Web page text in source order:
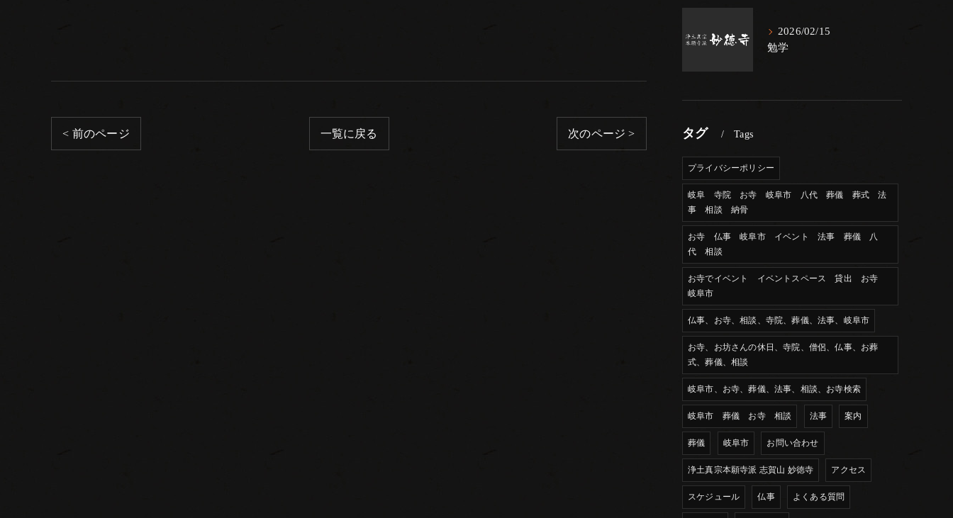
< 前のページ 一覧に戻る 次のページ >
2026/02/15
勉学
タグ Tags
プライバシーポリシー
岐阜 寺院 お寺 岐阜市 八代 葬儀 葬式 法
事 相談 納骨
お寺 仏事 岐阜市 イベント 法事 葬儀 八
代 相談
お寺でイベント イベントスペース 貸出 お寺
岐阜市
仏事、お寺、相談、寺院、葬儀、法事、岐阜市
お寺、お坊さんの休日、寺院、僧侶、仏事、お葬
式、葬儀、相談
岐阜市、お寺、葬儀、法事、相談、お寺検索
岐阜市 葬儀 お寺 相談 法事 案内
葬儀 岐阜市 お問い合わせ
浄土真宗本願寺派 志賀山 妙徳寺 アクセス
スケジュール 仏事 よくある質問